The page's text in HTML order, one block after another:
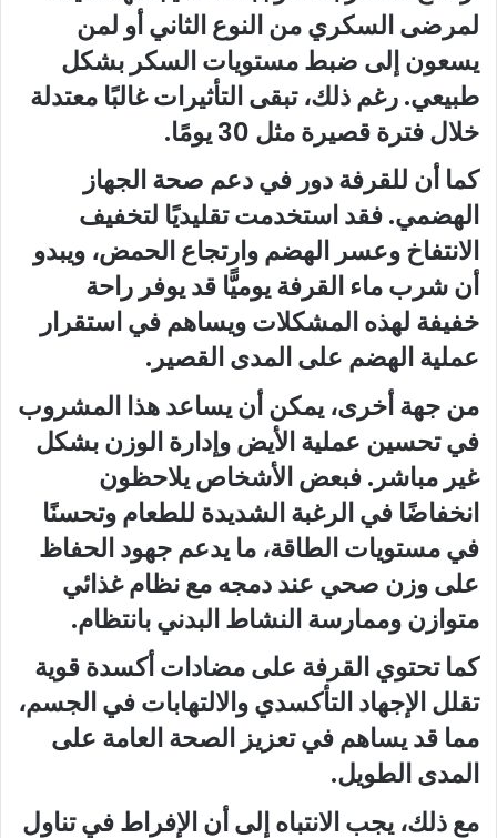
لمرضى السكري من النوع الثاني أو لمن
يسعون إلى ضبط مستويات السكر بشكل
طبيعي. رغم ذلك، تبقى التأثيرات غالبًا معتدلة
خلال فترة قصيرة مثل 30 يومًا.
كما أن للقرفة دور في دعم صحة الجهاز
الهضمي. فقد استخدمت تقليديًا لتخفيف
الانتفاخ وعسر الهضم وارتجاع الحمض، ويبدو
أن شرب ماء القرفة يوميًّا قد يوفر راحة
خفيفة لهذه المشكلات ويساهم في استقرار
عملية الهضم على المدى القصير.
من جهة أخرى، يمكن أن يساعد هذا المشروب
في تحسين عملية الأيض وإدارة الوزن بشكل
غير مباشر. فبعض الأشخاص يلاحظون
انخفاضًا في الرغبة الشديدة للطعام وتحسنًا
في مستويات الطاقة، ما يدعم جهود الحفاظ
على وزن صحي عند دمجه مع نظام غذائي
متوازن وممارسة النشاط البدني بانتظام.
كما تحتوي القرفة على مضادات أكسدة قوية
تقلل الإجهاد التأكسدي والالتهابات في الجسم،
مما قد يساهم في تعزيز الصحة العامة على
المدى الطويل.
مع ذلك، يجب الانتباه إلى أن الإفراط في تناول